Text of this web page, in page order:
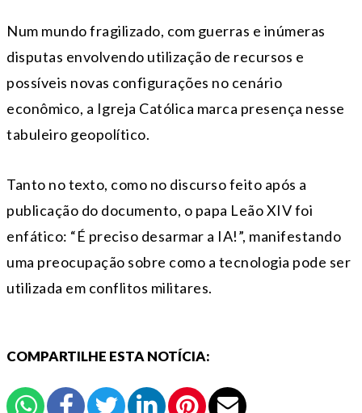
Num mundo fragilizado, com guerras e inúmeras
disputas envolvendo utilização de recursos e
possíveis novas configurações no cenário
econômico, a Igreja Católica marca presença nesse
tabuleiro geopolítico.
Tanto no texto, como no discurso feito após a
publicação do documento, o papa Leão XIV foi
enfático: “É preciso desarmar a IA!”, manifestando
uma preocupação sobre como a tecnologia pode ser
utilizada em conflitos militares.
COMPARTILHE ESTA NOTÍCIA: